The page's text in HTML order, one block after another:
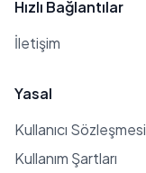
Hızlı Bağlantılar
İletişim
Yasal
Kullanıcı Sözleşmesi
Kullanım Şartları